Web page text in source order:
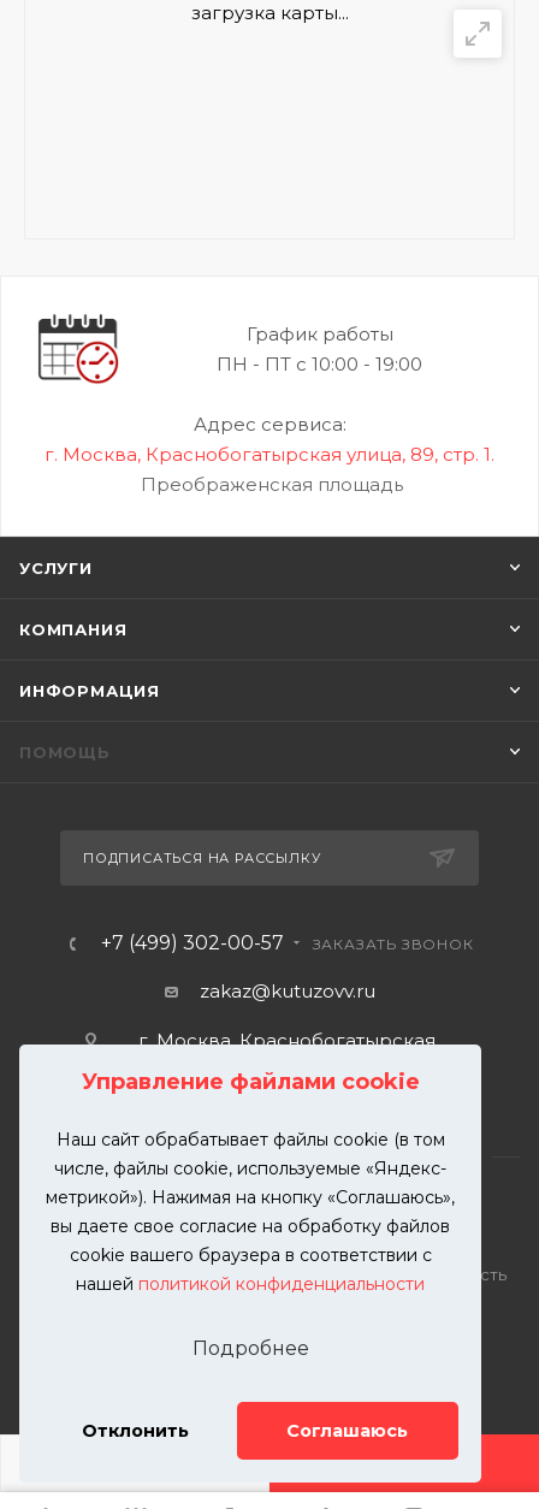
Управление файлами cookie
Наш сайт обрабатывает файлы cookie (в том
числе, файлы cookie, используемые «Яндекс-
метрикой»). Нажимая на кнопку «Соглашаюсь»,
вы даете свое согласие на обработку файлов
cookie вашего браузера в соответствии с
нашей политикой конфиденциальности
Подробнее
Отклонить Соглашаюсь
ДОБАВИТЬ УСЛУГУ
загрузка карты...
График работы
ПН - ПТ с 10:00 - 19:00
Адрес сервиса:
г. Москва, Краснобогатырская улица, 89, стр. 1.
Преображенская площадь
УСЛУГИ
КОМПАНИЯ
ИНФОРМАЦИЯ
ПОМОЩЬ
ПОДПИСАТЬСЯ НА РАССЫЛКУ
+7 (499) 302-00-57 ЗАКАЗАТЬ ЗВОНОК
zakaz@kutuzovv.ru
г. Москва, Краснобогатырская
2026 © KUTUZOVV | Кузовной ремонт и покраска
автомобилей. Вся информация на сайте – собственность
разрешения запрещена. Все права защищены.
Телефон: 8(499)-302-00-57